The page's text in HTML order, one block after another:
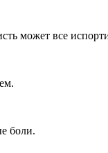
может все
боли.